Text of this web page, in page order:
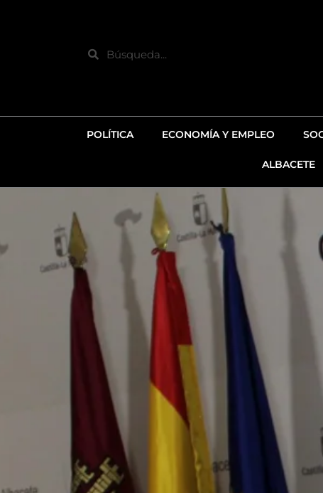
Search
POLÍTICA ECONOMÍA Y EMPLEO
ALBACETE